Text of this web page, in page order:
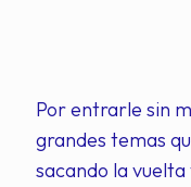
Por entrarle sin
grandes temas
sacando la